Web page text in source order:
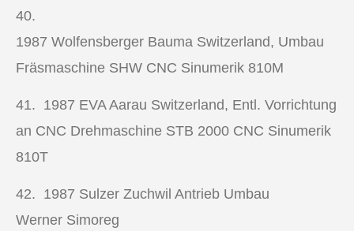
40.
1987 Wolfensberger Bauma Switzerland, Umbau
Fräsmaschine SHW CNC Sinumerik 810M
41. 1987 EVA Aarau Switzerland, Entl. Vorrichtung
an CNC Drehmaschine STB 2000 CNC Sinumerik
810T
42. 1987 Sulzer Zuchwil Antrieb Umbau
Werner Simoreg